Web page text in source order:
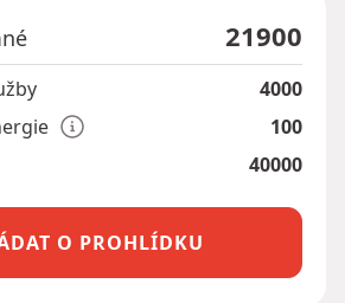
21900
4000
100
40000
O PROHLÍDKU